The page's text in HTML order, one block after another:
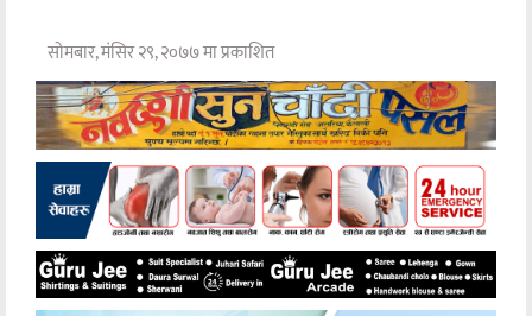
सोमबार, मंसिर २९, २०७७ मा प्रकाशित